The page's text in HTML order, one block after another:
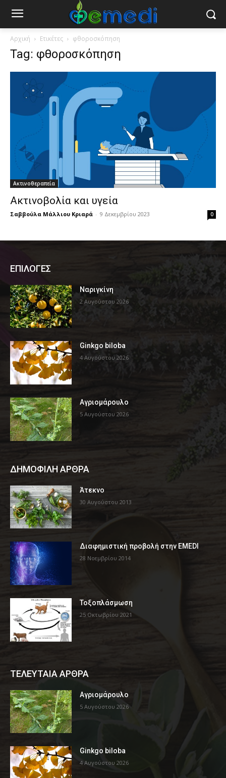
Αρχική Ετικέτες φθοροσκόπηση
Tag: φθοροσκόπηση
Ακτινοθεραπεία
Ακτινοβολία και υγεία
Σαββούλα Μάλλιου Κριαρά - 9 Δεκεμβρίου 2023 0
ΕΠΙΛΟΓΕΣ
Ναριγκίνη
2 Αυγούστου 2026
Ginkgo biloba
4 Αυγούστου 2026
Αγριομάρουλο
5 Αυγούστου 2026
ΔΗΜΟΦΙΛΗ ΑΡΘΡΑ
Άτεκνο
30 Αυγούστου 2013
Διαφημιστική προβολή στην EMEDI
28 Νοεμβρίου 2014
Τοξοπλάσμωση
25 Οκτωβρίου 2021
ΤΕΛΕΥΤΑΙΑ ΑΡΘΡΑ
Αγριομάρουλο
5 Αυγούστου 2026
Ginkgo biloba
4 Αυγούστου 2026